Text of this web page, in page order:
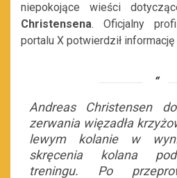
niepokojące wieści
Christensena. Oficjalny
portalu X potwierdził
Andreas Christensen
zerwania więzadła
lewym kolanie w
skręcenia kolana
treningu. Po